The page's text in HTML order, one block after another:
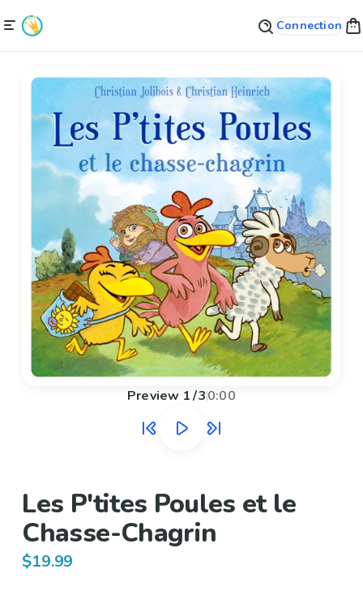
Connection
Preview 1/30:00
Les P'tites Poules et le
Chasse-Chagrin
$19.99